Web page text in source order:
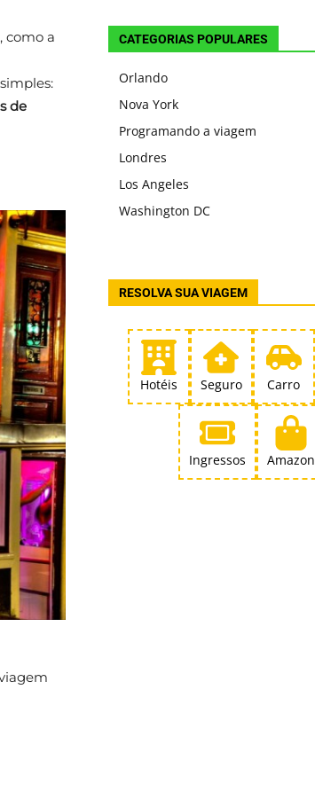
como a
de
CATEGORIAS POPULARES
Orlando
Nova York
Programando a viagem
Londres
Los Angeles
Washington DC
RESOLVA SUA VIAGEM
Hotéis Seguro Carro
Ingressos Amazon